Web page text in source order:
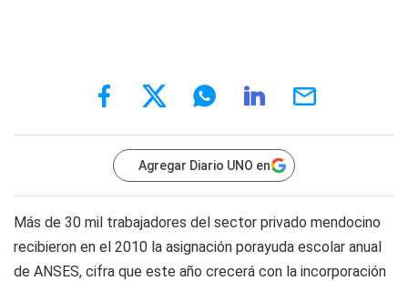
Agregar Diario UNO en
Más de 30 mil trabajadores del sector privado mendocino
recibieron en el 2010 la asignación porayuda escolar anual
de ANSES, cifra que este año crecerá con la incorporación